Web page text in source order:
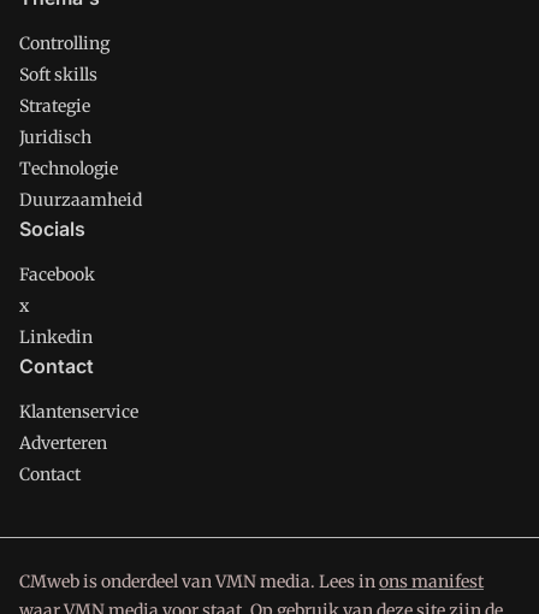
Controlling
Soft skills
Strategie
Juridisch
Technologie
Duurzaamheid
Socials
Facebook
x
Linkedin
Contact
Klantenservice
Adverteren
Contact
CMweb is onderdeel van VMN media. Lees inons manifest